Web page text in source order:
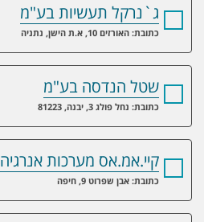
ג`נרקל תעשיות בע"מ
כתובת: האורזים 10, א.ת הישן, נתניה
שטל הנדסה בע"מ
כתובת: נחל פולג 3, יבנה, 81223
קיי.אמ.אס מערכות אנרגיה
כתובת: אבן שפרוט 9, חיפה